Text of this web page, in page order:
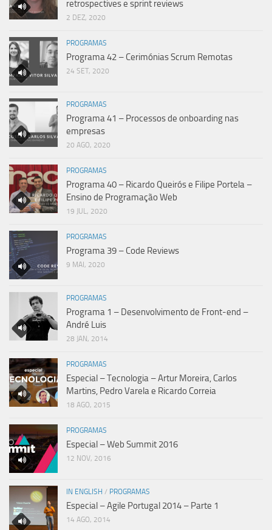
retrospectives e sprint reviews
2 DEZ, 2020
PROGRAMAS
Programa 42 – Cerimónias Scrum Remotas
24 SET, 2020
PROGRAMAS
Programa 41 – Processos de onboarding nas
empresas
20 AGO, 2020
PROGRAMAS
Programa 40 – Ricardo Queirós e Filipe Portela –
Ensino de Programação Web
19 JUL, 2020
PROGRAMAS
Programa 39 – Code Reviews
9 MAI, 2020
PROGRAMAS
Programa 1 – Desenvolvimento de Front-end –
André Luis
28 JAN, 2014
PROGRAMAS
Especial – Tecnologia – Artur Moreira, Carlos
Martins, Pedro Varela e Ricardo Correia
18 AGO, 2015
PROGRAMAS
Especial – Web Summit 2016
12 NOV, 2016
IN ENGLISH / PROGRAMAS
Especial – Agile Portugal 2014 – Parte 1
14 AGO, 2014